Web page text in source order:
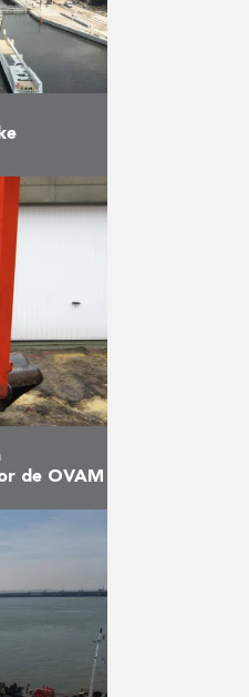
bouwen
met
van de
Hoge
de OVAM
twee
en
Bos.
…